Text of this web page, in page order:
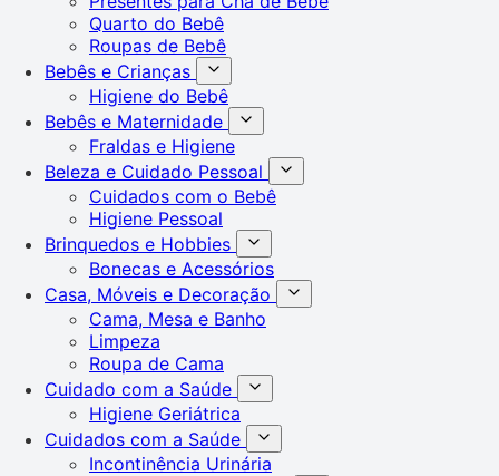
Quarto do Bebê
Roupas de Bebê
Bebês e Crianças
Higiene do Bebê
Bebês e Maternidade
Fraldas e Higiene
Beleza e Cuidado Pessoal
Cuidados com o Bebê
Higiene Pessoal
Brinquedos e Hobbies
Bonecas e Acessórios
Casa, Móveis e Decoração
Cama, Mesa e Banho
Limpeza
Roupa de Cama
Cuidado com a Saúde
Higiene Geriátrica
Cuidados com a Saúde
Incontinência Urinária